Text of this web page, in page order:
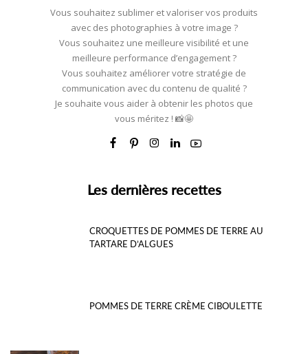
Vous souhaitez sublimer et valoriser vos produits
avec des photographies à votre image ?
Vous souhaitez une meilleure visibilité et une
meilleure performance d’engagement ?
Vous souhaitez améliorer votre stratégie de
communication avec du contenu de qualité ?
Je souhaite vous aider à obtenir les photos que
vous méritez ! 📸🤩
Les dernières recettes
CROQUETTES DE POMMES DE TERRE AU
TARTARE D’ALGUES
POMMES DE TERRE CRÈME CIBOULETTE